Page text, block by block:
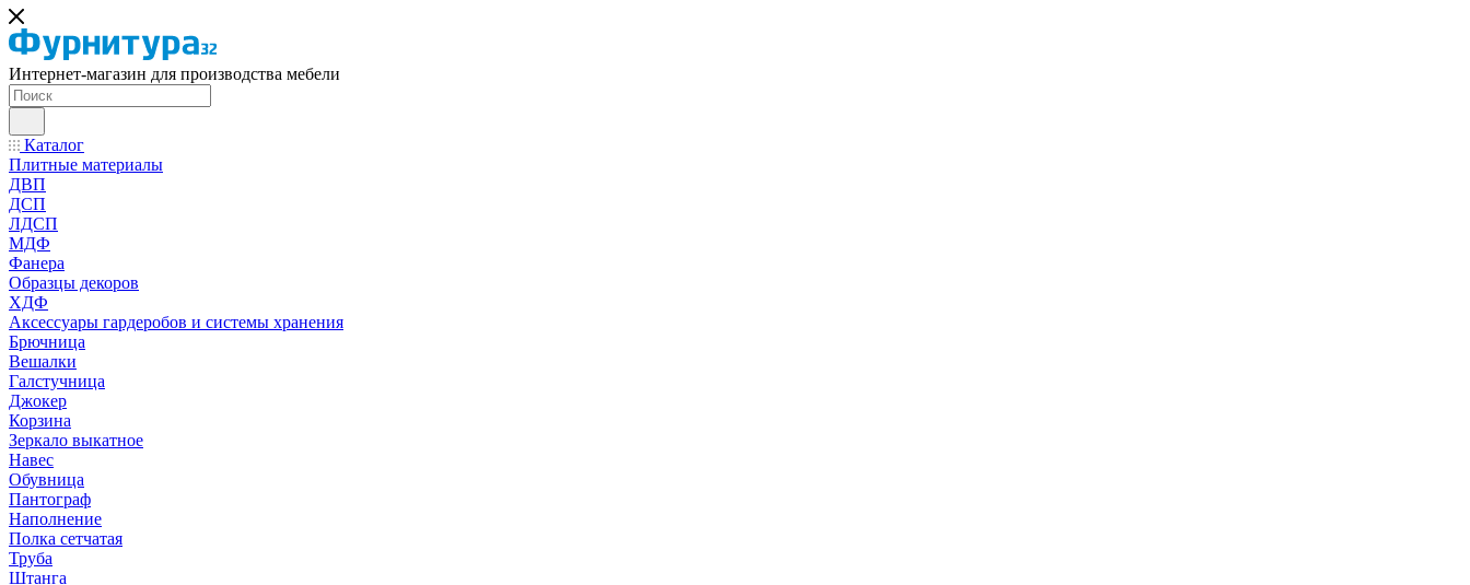
Интернет-магазин для производства мебели
Каталог
Плитные материалы
ДВП
ДСП
ЛДСП
МДФ
Фанера
Образцы декоров
ХДФ
Аксессуары гардеробов и системы хранения
Брючница
Вешалки
Галстучница
Джокер
Корзина
Зеркало выкатное
Навес
Обувница
Пантограф
Наполнение
Полка сетчатая
Труба
Штанга